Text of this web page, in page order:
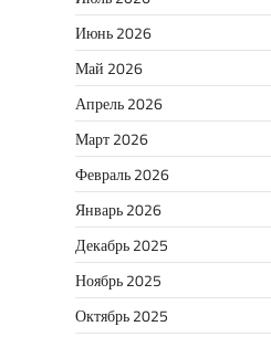
Июнь 2026
Май 2026
Апрель 2026
Март 2026
Февраль 2026
Январь 2026
Декабрь 2025
Ноябрь 2025
Октябрь 2025